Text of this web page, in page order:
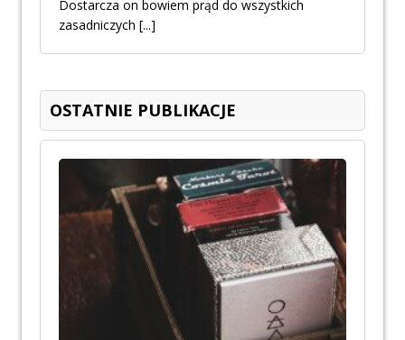
Dostarcza on bowiem prąd do wszystkich
zasadniczych [...]
OSTATNIE PUBLIKACJE